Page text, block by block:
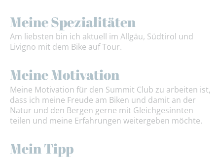
Meine Spezialitäten
Am liebsten bin ich aktuell im Allgäu, Südtirol und
Livigno mit dem Bike auf Tour.
Meine Motivation
Meine Motivation für den Summit Club zu arbeiten ist,
dass ich meine Freude am Biken und damit an der
Natur und den Bergen gerne mit Gleichgesinnten
teilen und meine Erfahrungen weitergeben möchte.
Mein Tipp